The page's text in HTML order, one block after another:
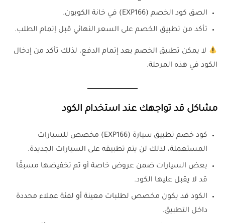
الصق كود الخصم (EXP166) في خانة الكوبون.
تأكد من تطبيق الخصم على السعر النهائي قبل إتمام الطلب.
لا يمكن تطبيق الخصم بعد إتمام الدفع، لذلك تأكد من إدخال
الكود في هذه المرحلة.
مشاكل قد تواجهك عند استخدام الكود
كود خصم تطبيق سيارة (EXP166) مخصص للسيارات
المستعملة، لذلك لن يتم تطبيقه على السيارات الجديدة.
بعض السيارات ضمن عروض خاصة أو تم تخفيضها مسبقًا
قد لا يقبل عليها الكود.
الكود قد يكون مخصص لطلبات معينة أو لفئة عملاء محددة
داخل التطبيق.